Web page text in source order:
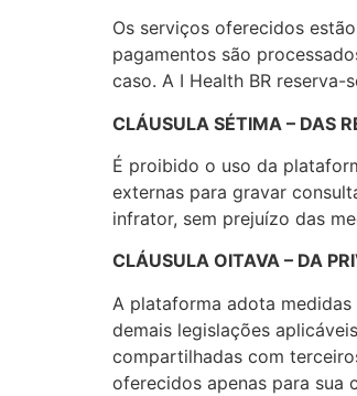
Os serviços oferecidos
pagamentos são
caso. A I Health BR
CLÁUSULA SÉTIMA – DAS
É proibido o uso da
externas para gravar
infrator, sem prejuízo das
CLÁUSULA OITAVA – DA
A plataforma adota
demais legislações
compartilhadas com
oferecidos apenas para sua